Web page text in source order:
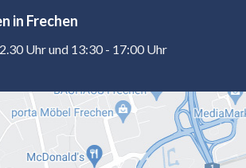
in Frechen
Uhr und 13:30 - 17:00 Uhr